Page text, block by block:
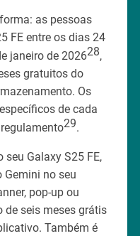
as pessoas
FE entre os dias 24
janeiro de 202628,
gratuitos do
Os
de cada
29.
seu Galaxy S25 FE,
no seu
pop-up ou
seis meses grátis
Também é